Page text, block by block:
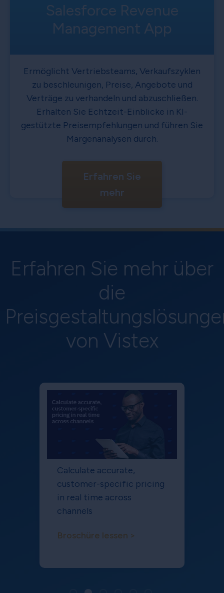
Salesforce Revenue
Management App
Ermöglicht Vertriebsteams, Verkaufszyklen
zu beschleunigen, Preise, Angebote und
Verträge zu verhandeln und abzuschließen.
Erhalten Sie Echtzeit-Einblicke in KI-
gestützte Preisempfehlungen und führen Sie
Margenanalysen durch.
Erfahren Sie
mehr
Erfahren Sie mehr über
die
von Vistex
Calculate accurate,
customer-specific pricing
in real time across
channels
Broschüre lessen >